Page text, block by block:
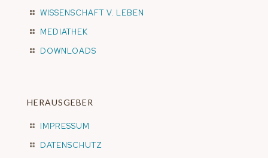
WISSENSCHAFT V. LEBEN
MEDIATHEK
DOWNLOADS
HERAUSGEBER
IMPRESSUM
DATENSCHUTZ